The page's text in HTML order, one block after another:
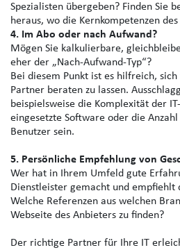
Spezialisten übergeben? Finden Sie
heraus, wo die Kernkompetenzen
4. Im Abo oder nach Aufwand?
Mögen Sie kalkulierbare,
eher der „Nach-Aufwand-Typ“?
Bei diesem Punkt ist es hilfreich,
Partner beraten zu lassen.
beispielsweise die Komplexität der
eingesetzte Software oder die
Benutzer sein.
5. Persönliche Empfehlung von
Wer hat in Ihrem Umfeld gute
Dienstleister gemacht und empfiehlt
Welche Referenzen aus welchen
Webseite des Anbieters zu finden?
Der richtige Partner für Ihre IT